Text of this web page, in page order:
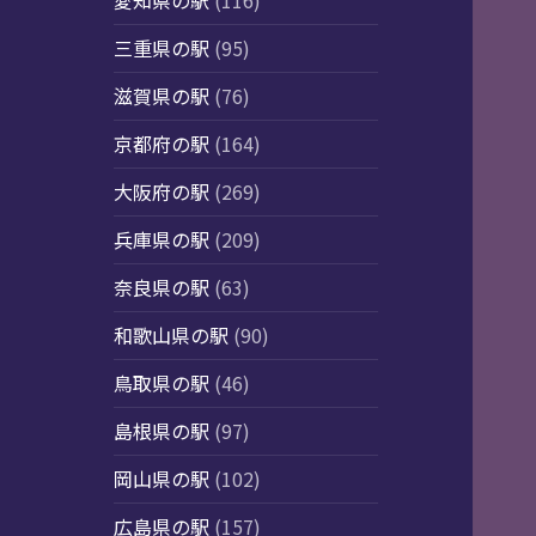
三重県の駅 (95)
滋賀県の駅 (76)
京都府の駅 (164)
大阪府の駅 (269)
兵庫県の駅 (209)
奈良県の駅 (63)
和歌山県の駅 (90)
鳥取県の駅 (46)
島根県の駅 (97)
岡山県の駅 (102)
広島県の駅 (157)